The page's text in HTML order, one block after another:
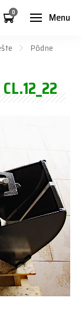
Menu
0
Pôdne